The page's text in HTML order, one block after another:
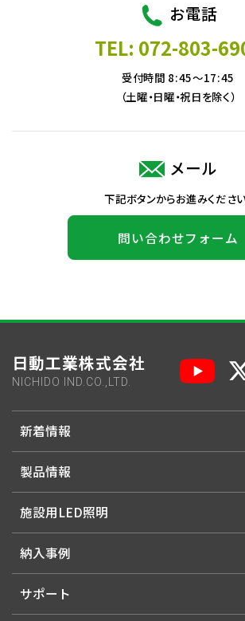
お電話
TEL: 072-803-
受付時間 8:45～17:45
（土曜・日曜・祝日を除く）
メール
下記ボタンからお進みください
問い合わせフォーム
日動工業株式会社
NICHIDO IND.CO.,LTD.
新着情報
製品情報
施設用LED照明
納入事例
サポート